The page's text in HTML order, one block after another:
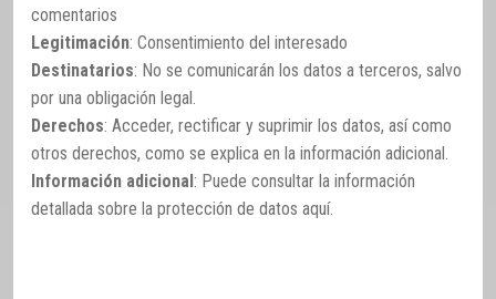
comentarios
Legitimación: Consentimiento del interesado
Destinatarios: No se comunicarán los datos a terceros, salvo
por una obligación legal.
Derechos: Acceder, rectificar y suprimir los datos, así como
otros derechos, como se explica en la información adicional.
Información adicional : Puede consultar la información
detallada sobre la protección de datos aquí.